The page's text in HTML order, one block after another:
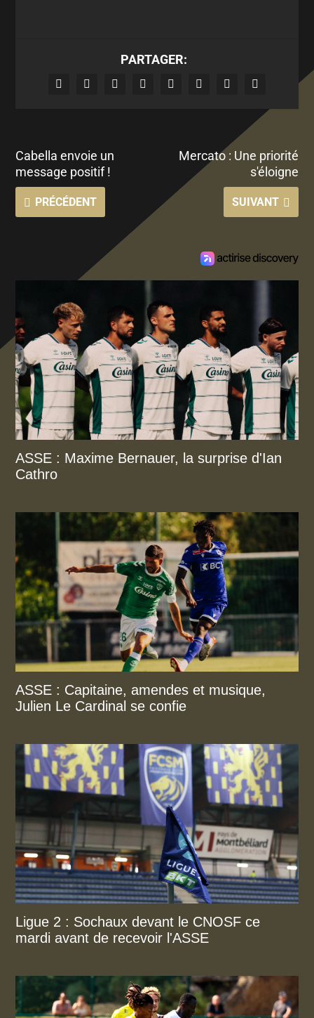
PARTAGER:
Cabella envoie un
message positif !
PRÉCÉDENT
Mercato : Une priorité
s'éloigne
SUIVANT
ASSE : Maxime Bernauer, la surprise d'Ian
Cathro
ASSE : Capitaine, amendes et musique,
Julien Le Cardinal se confie
Ligue 2 : Sochaux devant le CNOSF ce
mardi avant de recevoir l'ASSE